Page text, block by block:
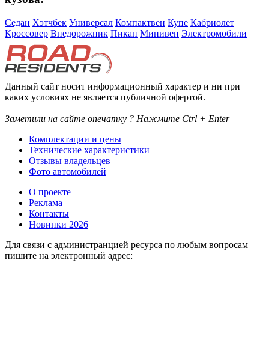
Седан Хэтчбек Универсал Компактвен Купе Кабриолет
Кроссовер Внедорожник Пикап Минивен Электромобили
Данный сайт носит информационный характер и ни при
каких условиях не является публичной офертой.
Заметили на сайте опечатку ? Нажмите Ctrl + Enter
Комплектации и цены
Технические характеристики
Отзывы владельцев
Фото автомобилей
О проекте
Реклама
Контакты
Новинки 2026
Для связи с администранцией ресурса по любым вопросам
пишите на электронный адрес: